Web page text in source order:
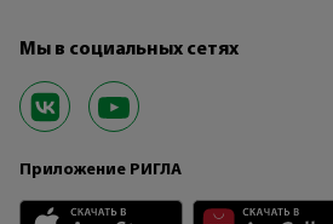
Мы в социальных сетях
Приложение РИГЛА